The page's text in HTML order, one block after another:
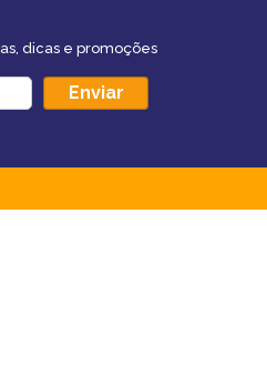
dicas e promoções